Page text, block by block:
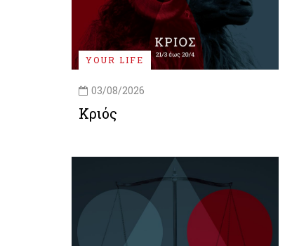
YOUR LIFE
03/08/2026
Κριός